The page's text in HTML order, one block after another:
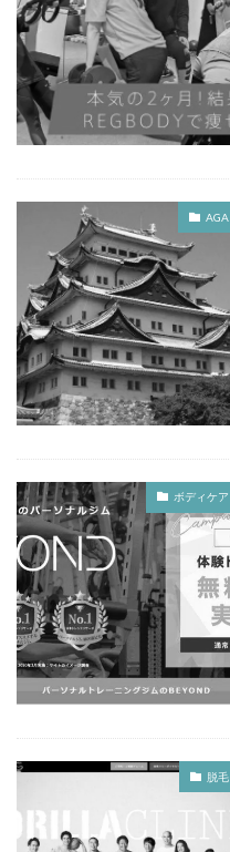
AGA
ボディケア
脱毛